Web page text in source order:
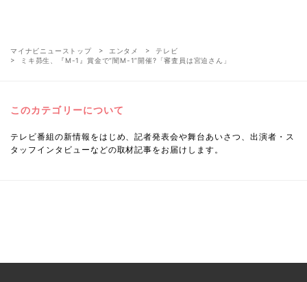
マイナビニューストップ エンタメ
テレビ
ミキ昴生、『M-1』賞金で“闇M-1”開催?「審査員は宮迫さん」
このカテゴリーについて
テレビ番組の新情報をはじめ、記者発表会や舞台あいさつ、出演者・ス
タッフインタビューなどの取材記事をお届けします。